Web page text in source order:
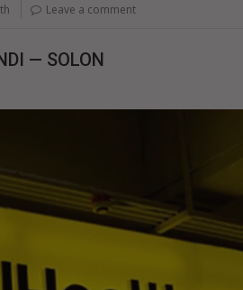
Leave a comment
— SOLON